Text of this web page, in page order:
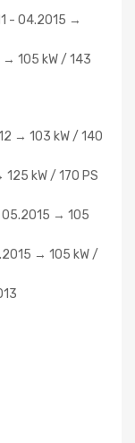
- 04.2015 →
→ 105 kW / 143
→ 103 kW / 140
125 kW / 170 PS
05.2015 → 105
→ 105 kW /